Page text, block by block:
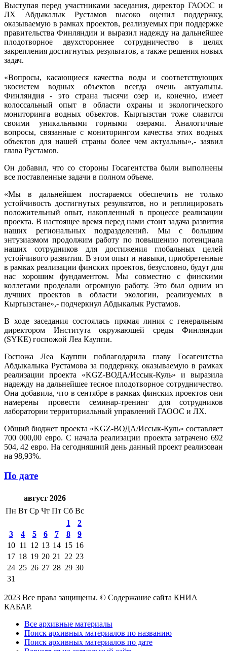
Выступая перед участниками заседания, директор ГАООС и
ЛХ Абдыкалык Рустамов высоко оценил поддержку,
оказываемую в рамках проектов, реализуемых при поддержке
правительства Финляндии и выразил надежду на дальнейшее
плодотворное двухстороннее сотрудничество в целях
закрепления достигнутых результатов, а также решения новых
задач.
«Вопросы, касающиеся качества воды и соответствующих
экосистем водных объектов всегда очень актуальны.
Финляндия - это страна тысячи озер и, конечно, имеет
колоссальный опыт в области охраны и экологического
мониторинга водных объектов. Кыргызстан тоже славится
своими уникальными горными озерами. Аналогичные
вопросы, связанные с мониторингом качества этих водных
объектов для нашей страны более чем актуальны»,- заявил
глава Рустамов.
Он добавил, что со стороны Госагентства были выполнены
все поставленные задачи в полном объеме.
«Мы в дальнейшем постараемся обеспечить не только
устойчивость достигнутых результатов, но и реплицировать
положительный опыт, накопленный в процессе реализации
проекта. В настоящее время перед нами стоит задача развития
наших региональных подразделений. Мы с большим
энтузиазмом продолжим работу по повышению потенциала
наших сотрудников для достижения глобальных целей
устойчивого развития. В этом опыт и навыки, приобретенные
в рамках реализации финских проектов, безусловно, будут для
нас хорошим фундаментом. Мы совместно с финскими
коллегами проделали огромную работу. Это был одним из
лучших проектов в области экологии, реализуемых в
Кыргызстане»,- подчеркнул Абдыкалык Рустамов.
В ходе заседания состоялась прямая линия с генеральным
директором Института окружающей среды Финляндии
(SYKE) госпожой Леа Кауппи.
Госпожа Леа Кауппи поблагодарила главу Госагентства
Абдыкалыка Рустамова за поддержку, оказываемую в рамках
реализации проекта «KGZ-ВОДА/Иссык-Куль» и выразила
надежду на дальнейшее тесное плодотворное сотрудничество.
Она добавила, что в сентябре в рамках финских проектов они
намерены провести семинар-тренинг для сотрудников
лаборатории территориальный управлений ГАООС и ЛХ.
Общий бюджет проекта «KGZ-ВОДА/Иссык-Куль» составляет
700 000,00 евро. С начала реализации проекта затрачено 692
504, 42 евро. На сегодняшний день данный проект реализован
на 98,93%.
По дате
август 2026
Пн Вт Ср Чт Пт Сб Вс
1
2
3
4 5 6 7 8
9
10 11 12 13 14 15 16
17 18 19 20 21 22 23
24 25 26 27 28 29 30
31
2023 Все права защищены. © Содержание сайта КНИА
КАБАР.
Все архивные материалы
Поиск архивных материалов по названию
Поиск архивных материалов по дате